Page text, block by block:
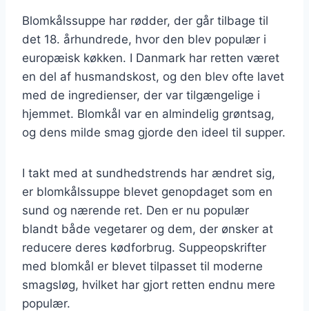
Blomkålssuppe har rødder, der går tilbage til
det 18. århundrede, hvor den blev populær i
europæisk køkken. I Danmark har retten været
en del af husmandskost, og den blev ofte lavet
med de ingredienser, der var tilgængelige i
hjemmet. Blomkål var en almindelig grøntsag,
og dens milde smag gjorde den ideel til supper.
I takt med at sundhedstrends har ændret sig,
er blomkålssuppe blevet genopdaget som en
sund og nærende ret. Den er nu populær
blandt både vegetarer og dem, der ønsker at
reducere deres kødforbrug. Suppeopskrifter
med blomkål er blevet tilpasset til moderne
smagsløg, hvilket har gjort retten endnu mere
populær.